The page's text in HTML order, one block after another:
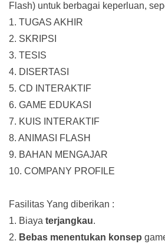
Flash) untuk berbagai keperluan,
1. TUGAS AKHIR
2. SKRIPSI
3. TESIS
4. DISERTASI
5. CD INTERAKTIF
6. GAME EDUKASI
7. KUIS INTERAKTIF
8. ANIMASI FLASH
9. BAHAN MENGAJAR
10. COMPANY PROFILE
Fasilitas Yang diberikan :
1. Biaya terjangkau.
2. Bebas menentukan konsep